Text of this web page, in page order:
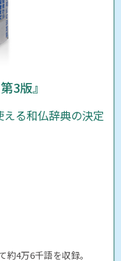
3版』
る和仏辞典の決定
4万6千語を収録。